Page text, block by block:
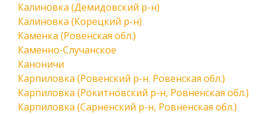
Калиновка (Демидовский р-н)
Калиновка (Корецкий р-н)
Каменка (Ровенская обл.)
Каменно-Случанское
Каноничи
Карпиловка (Ровенский р-н. Ровенская обл.)
Карпиловка (Рокитновский р-н, Ровненская обл.)
Карпиловка (Сарненский р-н, Ровненская обл.)